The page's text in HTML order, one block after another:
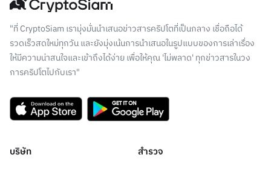
"ที่ CryptoSiam เรามุ่งมั่นนำเสนอข่าวสารคริปโตที่เป็นกลาง เชื่อถือได้
รวดเร็วสดใหม่ทุกวัน และยังมุ่งเน้นการนำเสนอในรูปแบบของการเล่าเรื่อง
ให้มีความน่าสนใจและเข้าถึงได้ง่าย เพื่อให้คุณ 'ไม่พลาด' ทุกข่าวสารในวง
การคริปโตไปกับเรา"
บริษัท สำรวจ